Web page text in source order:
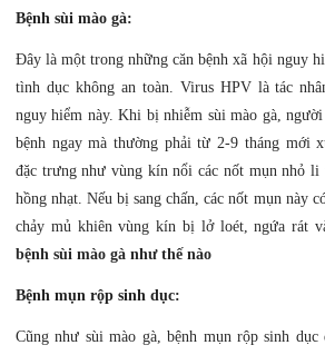
Bệnh sùi mào gà:
Đây là một trong những căn bệnh xã hội nguy
tình dục không an toàn. Virus HPV là tác
nguy hiểm này. Khi bị nhiễm sùi mào gà,
bệnh ngay mà thường phải từ 2-9 tháng mới
đặc trưng như vùng kín nổi các nốt mụn nhỏ li
hồng nhạt. Nếu bị sang chấn, các nốt mụn này
chảy mủ khiên vùng kín bị lở loét, ngứa rát
bệnh sùi mào gà như thế nào
Bệnh mụn rộp sinh dục:
Cũng như sùi mào gà, bệnh mụn rộp sinh